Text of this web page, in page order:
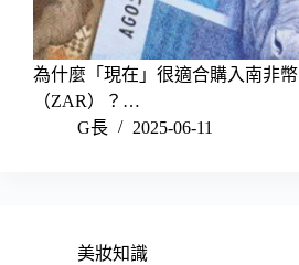
為什麼「現在」很適合購入南非幣
（ZAR）？…
G長
2025-06-11
美妝知識